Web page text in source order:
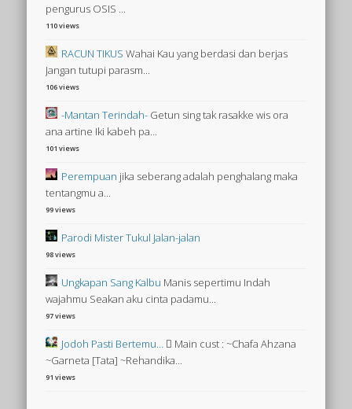
pengurus OSIS ...
110 views
RACUN TIKUS Wahai Kau yang berdasi dan berjas
Jangan tutupi parasm...
106 views
-Mantan Terindah- Getun sing tak rasakke wis ora
ana artine Iki kabeh pa...
101 views
Perempuan jika seberang adalah penghalang maka
tentangmu a...
99 views
Parodi Mister Tukul Jalan-jalan
98 views
Ungkapan Sang Kalbu Manis sepertimu Indah
wajahmu Seakan aku cinta padamu...
97 views
Jodoh Pasti Bertemu…  Main cust : ~Chafa Ahzana
~Garneta [Tata] ~Rehandika...
91 views